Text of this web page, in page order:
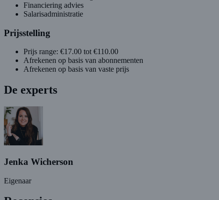
Financiering advies
Salarisadministratie
Prijsstelling
Prijs range: €17.00 tot €110.00
Afrekenen op basis van abonnementen
Afrekenen op basis van vaste prijs
De experts
Jenka Wicherson
Eigenaar